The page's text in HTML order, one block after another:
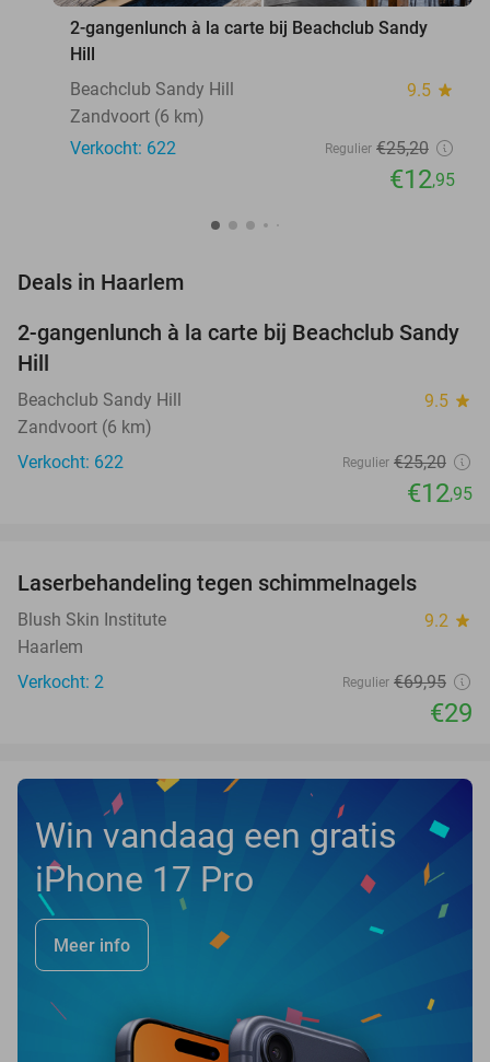
2-gangenlunch à la carte bij Beachclub Sandy
Hill
Beachclub Sandy Hill
9.5 star
Zandvoort (6 km)
Verkocht: 622
Regulier €25,20
€12,95
Deals in Haarlem
49%
2-gangenlunch à la carte bij Beachclub Sandy
Hill
Beachclub Sandy Hill 9.5 star
Zandvoort (6 km)
Verkocht: 622
Regulier €25,20
€12,95
TODAY
Laserbehandeling tegen schimmelnagels
Blush Skin Institute 9.2 star
Haarlem
Verkocht: 2
Regulier €69,95
€29
Win vandaag een gratis
iPhone 17 Pro
Meer info